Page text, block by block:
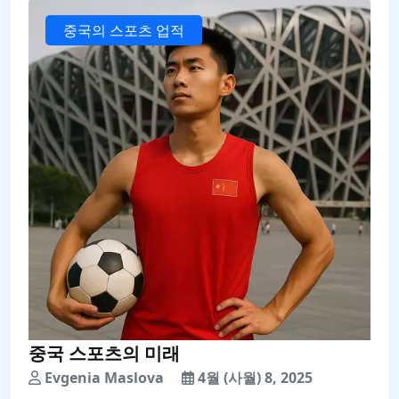
중국의 스포츠 업적
중국 스포츠의 미래
Evgenia Maslova 4월 (사월) 8, 2025